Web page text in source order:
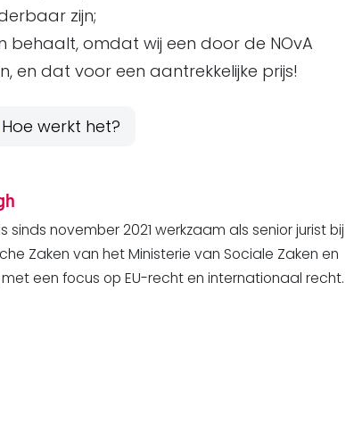
zijn;
omdat wij een door de NOvA
en dat voor een aantrekkelijke prijs!
Hoe werkt het?
sinds november 2021 werkzaam als senior jurist bij
Zaken van het Ministerie van Sociale Zaken en
een focus op EU-recht en internationaal recht.